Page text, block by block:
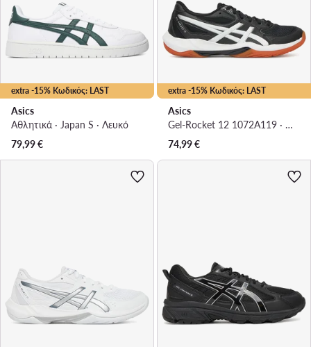
extra -15% Κωδικός: LAST
Asics
Αθλητικά · Japan S · Λευκό
79,99€
extra -15% Κωδικός: LAST
Asics
Gel-Rocket 12 1072A119 · Παπούτσια Σάλας
74,99€